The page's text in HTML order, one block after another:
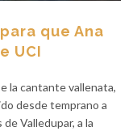
que Ana
UCI
la cantante vallenata,
desde temprano a
Valledupar, a la